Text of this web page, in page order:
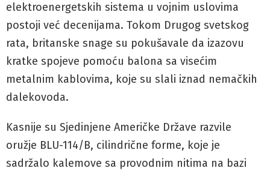
elektroenergetskih sistema u vojnim uslovima
postoji već decenijama. Tokom Drugog svetskog
rata, britanske snage su pokušavale da izazovu
kratke spojeve pomoću balona sa visećim
metalnim kablovima, koje su slali iznad nemačkih
dalekovoda.
Kasnije su Sjedinjene Američke Države razvile
oružje BLU-114/B, cilindrične forme, koje je
sadržalo kalemove sa provodnim nitima na bazi